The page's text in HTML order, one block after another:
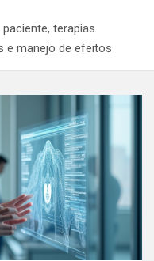
terapias
e manejo de efeitos